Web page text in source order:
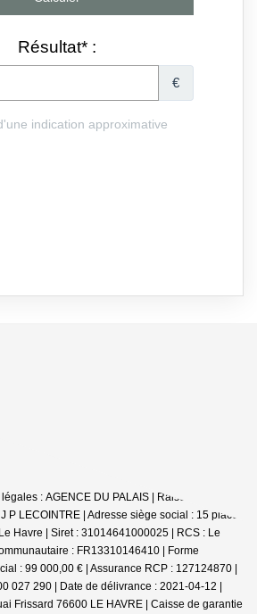
: AGENCE DU PALAIS | Raison
P LECOINTRE | Adresse siège social : 15 place
Havre | Siret : 31014641000025 | RCS : Le
: FR13310146410 | Forme
: 99 000,00 € | Assurance RCP : 127124870 |
027 290 | Date de délivrance : 2021-04-12 |
Frissard 76600 LE HAVRE | Caisse de garantie